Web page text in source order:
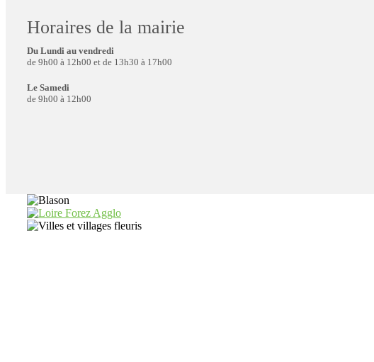
Horaires de la mairie
Du Lundi au vendredi
de 9h00 à 12h00 et de 13h30 à 17h00
Le Samedi
de 9h00 à 12h00